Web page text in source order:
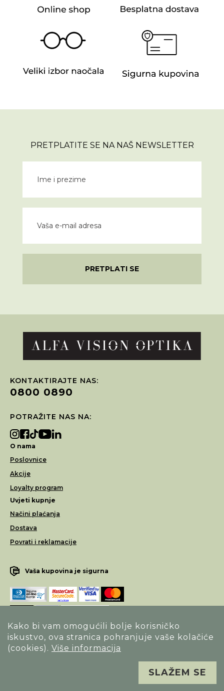
Kako bi vam omogućili bolje korisničko
iskustvo, ova stranica pohranjuje vaše kolačiće
(cookies). Više informacija
SLAŽEM SE
PRETPLATITE SE NA NAŠ NEWSLETTER
PRETPLATI SE
KONTAKTIRAJTE NAS:
0800 0890
POTRAŽITE NAS NA:
O nama
Poslovnice
Akcije
Loyalty program
Uvjeti kupnje
Načini plaćanja
Dostava
Povrati i reklamacije
Vaša kupovina je sigurna
Opći uvjeti poslovanja
Sva prava pridržana. Alfa Vision optika ©